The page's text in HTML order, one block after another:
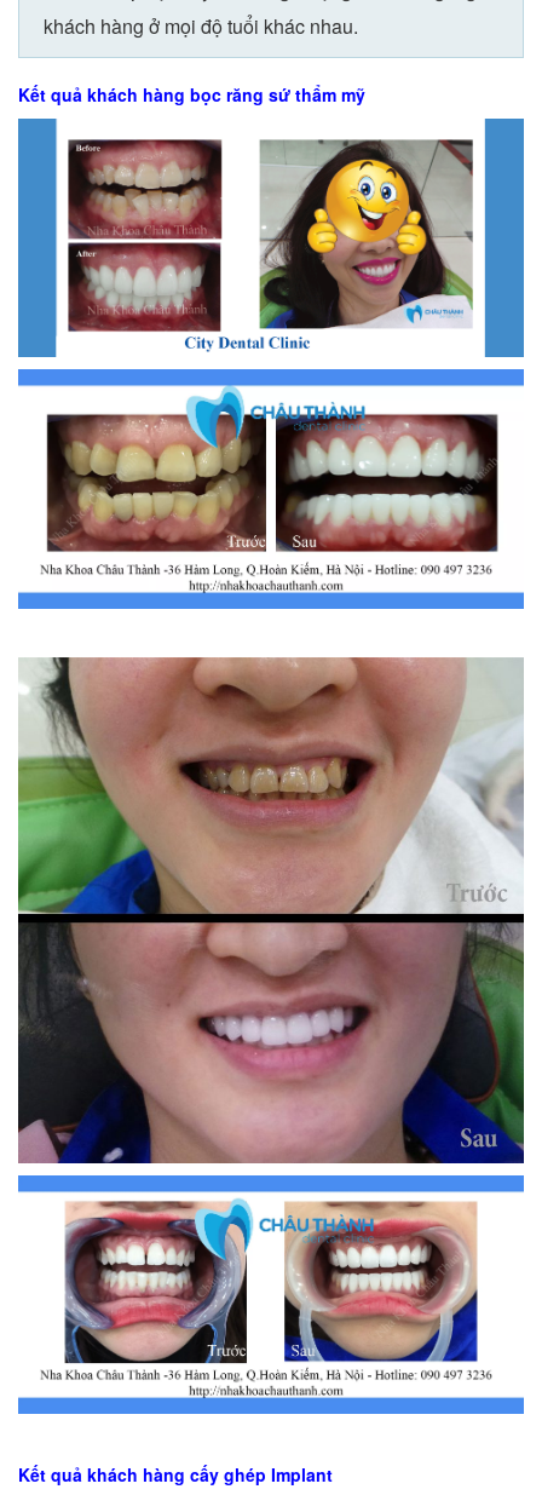
khách hàng ở mọi độ tuổi khác nhau.
Kết quả khách hàng bọc răng sứ thẩm mỹ
Kết quả khách hàng cấy ghép Implant